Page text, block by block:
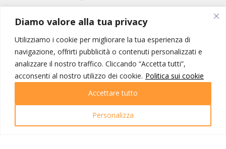
Diamo valore alla tua privacy
Utilizziamo i cookie per migliorare la tua esperienza di
navigazione, offrirti pubblicità o contenuti personalizzati e
analizzare il nostro traffico. Cliccando “Accetta tutti”,
acconsenti al nostro utilizzo dei cookie. Politica sui cookie
Personalizza
Accettare tutto
Corporate
Contatti
I NOSTRI PRODOTTI
Destinazioni
Partenze
Newsletter
Tutti i viaggi